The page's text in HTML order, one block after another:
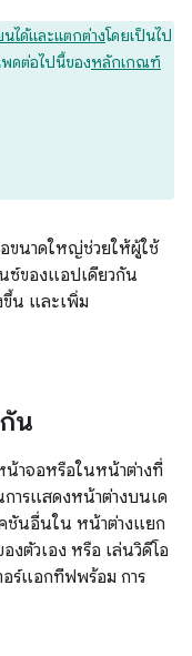
ได้และแตกต่างโดยเป็นไป
ดต่อไปนี้ของหลักเกณฑ์
ขนาดใหญ่ช่วยให้ผู้ใช้
ซ์ของแอปเดียวกัน
น และเพิ่ม
น
าจอหรือในหน้าต่างที่
ารแสดงหน้าต่างบนเด
ชันอื่นใน หน้าต่างแยก
ตัวเอง หรือ เล่นวิดีโอ
ร์แอกทีฟพร้อม การ